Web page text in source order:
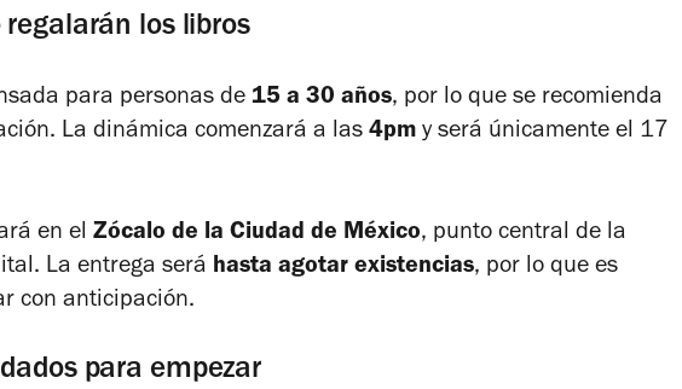
regalarán los libros
para personas de 15 a 30 años, por lo que se recomienda
La dinámica comenzará a las 4pm y será únicamente el 17
en el Zócalo de la Ciudad de México, punto central de la
La entrega será hasta agotar existencias, por lo que es
con anticipación.
para empezar